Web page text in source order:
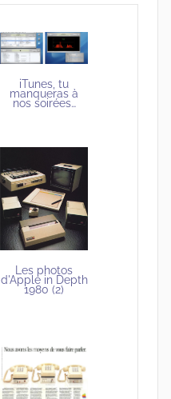
iTunes, tu
manqueras à
nos soirées…
Les photos
d'Apple in Depth
1980 (2)